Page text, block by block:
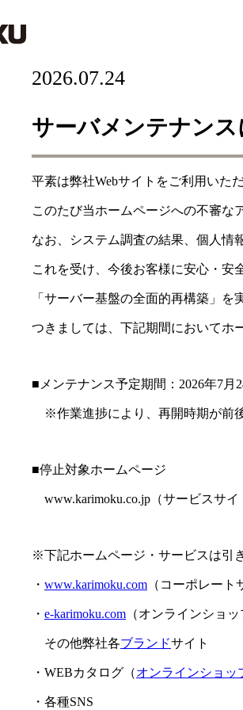
2026.07.24
サーバメンテナン
平素は弊社Webサイトをご利用いた
このたび当ホームページへの不審な
なお、システム調査の結果、個人情
これを受け、今後お客様に安心・安
「サーバー基盤の全面的再構築」を
つきましては、下記期間においてホ
■メンテナンス予定期間：2026年7月
※作業進捗により、再開時期が前
■停止対象ホームページ
www.karimoku.co.jp（サービスサイ
※下記ホームページ・サービスは引
・ www.karimoku.com （コーポレート
・ e-karimoku.com （オンラインショッ
その他弊社各ブランドサイト
・WEBカタログ（オンラインショッ
・各種SNS